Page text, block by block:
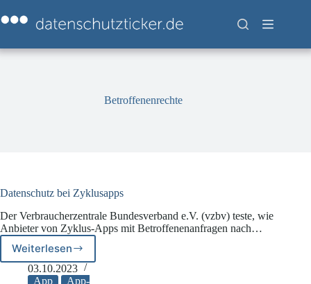
Inhalt
springen
Betroffenenrechte
Datenschutz bei Zyklusapps
Der Verbraucherzentrale Bundesverband e.V. (vzbv) teste, wie
Anbieter von Zyklus-Apps mit Betroffenenanfragen nach…
WeiterlesenDatenschutz
bei
Zyklusapps
03.10.2023
App
App-